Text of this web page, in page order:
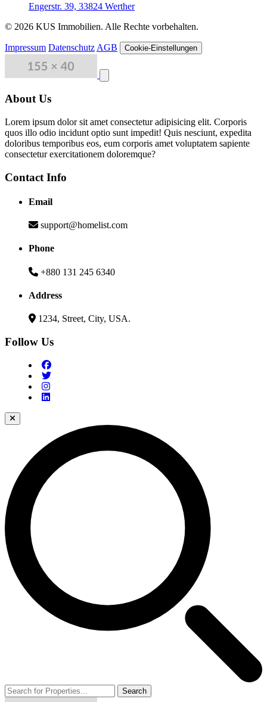
Engerstr. 39, 33824 Werther
© 2026 KUS Immobilien. Alle Rechte vorbehalten.
Impressum Datenschutz AGB Cookie-Einstellungen
Close menu
About Us
Lorem ipsum dolor sit amet consectetur adipisicing elit. Corporis
quos illo odio incidunt optio sunt impedit! Quis nesciunt, expedita
doloribus temporibus eos, eum corporis amet voluptatem sapiente
consectetur exercitationem doloremque?
Contact Info
Email
support@homelist.com
Phone
+880 131 245 6340
Address
1234, Street, City, USA.
Follow Us
Search